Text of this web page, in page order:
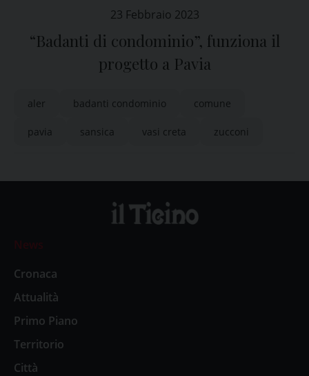
23 Febbraio 2023
“Badanti di condominio”, funziona il
progetto a Pavia
aler badanti condominio comune
pavia sansica vasi creta zucconi
News
Cronaca
Attualità
Primo Piano
Territorio
Città